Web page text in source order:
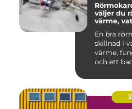
väljer du
värme,
En bra
skillnad i
värme,
och ett